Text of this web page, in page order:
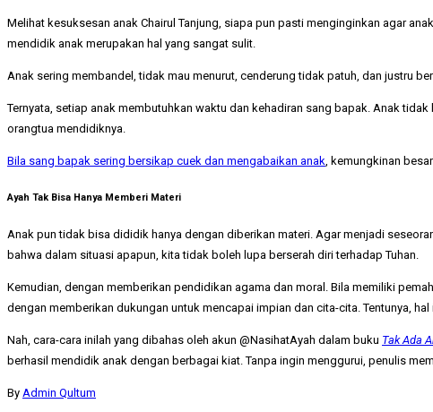
Melihat kesuksesan anak Chairul Tanjung, siapa pun pasti menginginkan agar
mendidik anak merupakan hal yang sangat sulit.
Anak sering membandel, tidak mau menurut, cenderung tidak patuh, dan justru
Ternyata, setiap anak membutuhkan waktu dan kehadiran sang bapak. Anak
orangtua mendidiknya.
Bila sang bapak sering bersikap cuek dan mengabaikan anak , kemungkinan
Ayah Tak Bisa Hanya Memberi Materi
Anak pun tidak bisa dididik hanya dengan diberikan materi. Agar menjadi
bahwa dalam situasi apapun, kita tidak boleh lupa berserah diri terhadap Tuhan.
Kemudian, dengan memberikan pendidikan agama dan moral. Bila memiliki
dengan memberikan dukungan untuk mencapai impian dan cita-cita. Tentunya,
Nah, cara-cara inilah yang dibahas oleh akun @NasihatAyah dalam buku Tak Ada
berhasil mendidik anak dengan berbagai kiat. Tanpa ingin menggurui, penulis
By Admin Qultum